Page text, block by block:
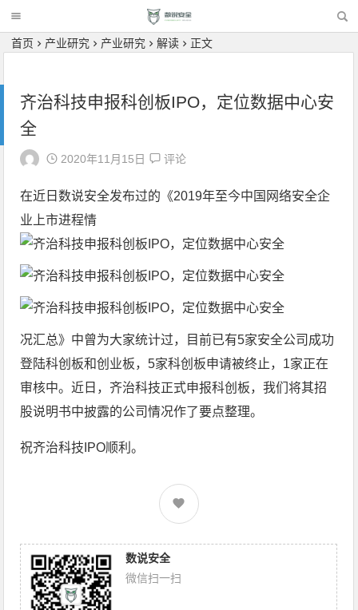
首页 产业研究 产业研究 解读 正文
齐治科技申报科创板IPO，定位数据中心安
全
2020年11月15日 评论
在近日数说安全发布过的 《2019年至今中国网络安全企
业上市进程情
况汇总》 中曾为大家统计过，目前已有5家安全公司成功
登陆科创板和创业板，5家科创板申请被终止，1家正在
审核中。近日，齐治科技正式申报科创板，我们将其招
股说明书中披露的公司情况作了要点整理。
祝齐治科技IPO顺利。
数说安全
微信扫一扫